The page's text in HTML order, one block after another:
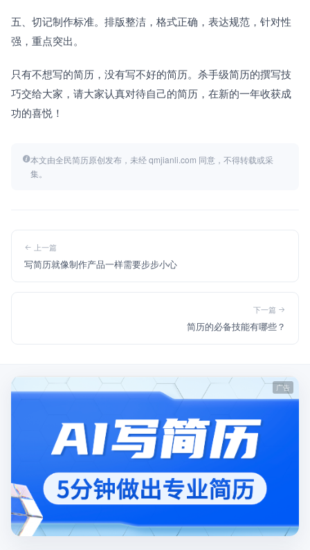
五、切记制作标准。排版整洁，格式正确，表达规范，针对性
强，重点突出。
只有不想写的简历，没有写不好的简历。杀手级简历的撰写技
巧交给大家，请大家认真对待自己的简历，在新的一年收获成
功的喜悦！
本文由全民简历原创发布，未经 qmjianli.com 同意，不得转载或采
集。
上一篇
写简历就像制作产品一样需要步步小心
下一篇
简历的必备技能有哪些？